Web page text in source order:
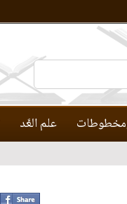
علم العَّد